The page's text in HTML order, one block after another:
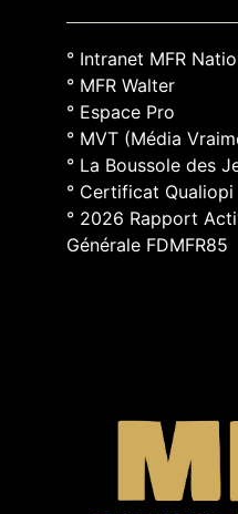
° Intranet MFR
° MFR Walter
° Espace Pro
° MVT (Média
° La Boussole des
° Certificat Qualiopi
° 2026 Rapport
Générale FDMFR85